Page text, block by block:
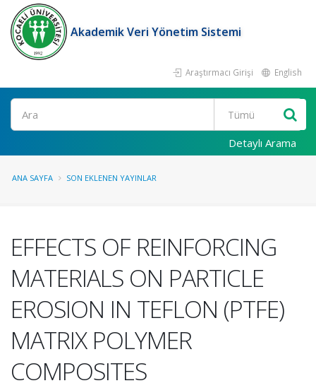
Akademik Veri Yönetim Sistemi
Araştırmacı Girişi English
Ara
Detaylı Arama
ANA SAYFA SON EKLENEN YAYINLAR
EFFECTS OF REINFORCING
MATERIALS ON PARTICLE
EROSION IN TEFLON (PTFE)
MATRIX POLYMER
COMPOSITES